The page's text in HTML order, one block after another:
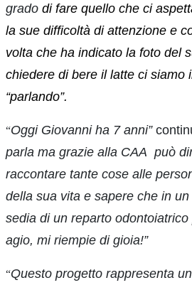
grado di fare quello che ci
la sue difficoltà di attenzione e
volta che ha indicato la foto del
chiedere di bere il latte ci siamo
“parlando”.
“Oggi Giovanni ha 7 anni”
parla ma grazie alla CAA può
raccontare tante cose alle
della sua vita e sapere che in
sedia di un reparto
agio, mi riempie di gioia!”
“Questo progetto rappresenta